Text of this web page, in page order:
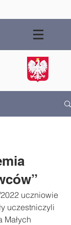
uczniowie
uczestniczyli
Małych